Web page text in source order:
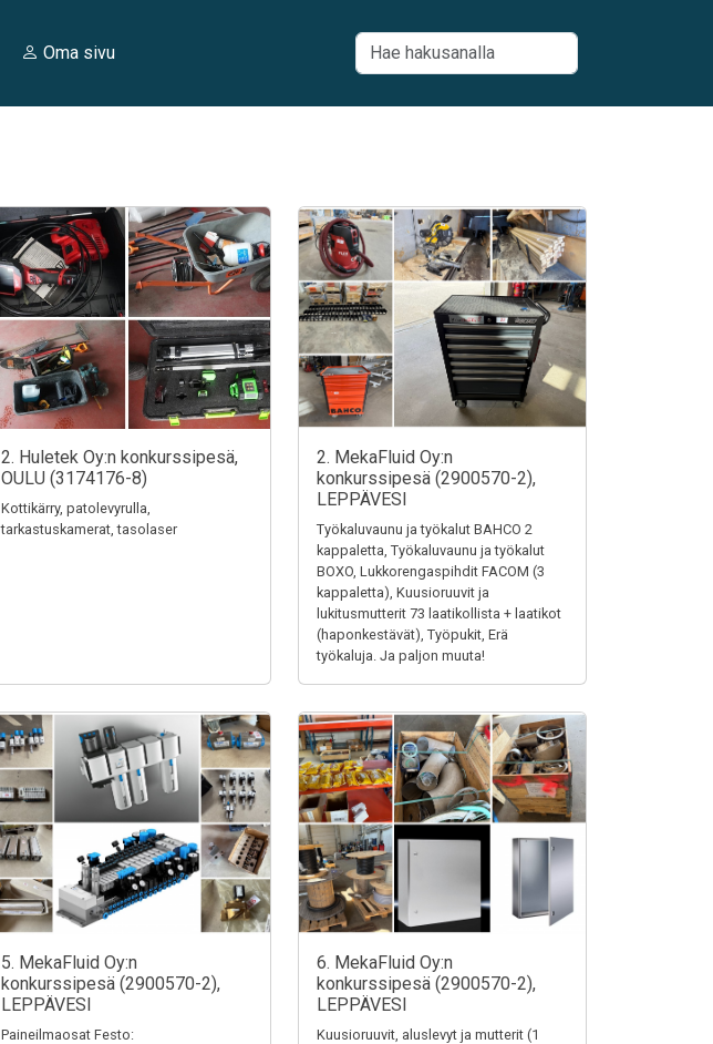
Oma sivu
2. Huletek Oy:n konkurssipesä,
OULU (3174176-8)
Kottikärry, patolevyrulla,
tarkastuskamerat, tasolaser
2. MekaFluid Oy:n
konkurssipesä (2900570-2),
LEPPÄVESI
Työkaluvaunu ja työkalut BAHCO 2
kappaletta, Työkaluvaunu ja työkalut
BOXO, Lukkorengaspihdit FACOM (3
kappaletta), Kuusioruuvit ja
lukitusmutterit 73 laatikollista + laatikot
(haponkestävät), Työpukit, Erä
työkaluja. Ja paljon muuta!
5. MekaFluid Oy:n
konkurssipesä (2900570-2),
LEPPÄVESI
Paineilmaosat Festo:
6. MekaFluid Oy:n
konkurssipesä (2900570-2),
LEPPÄVESI
Kuusioruuvit, aluslevyt ja mutterit (1